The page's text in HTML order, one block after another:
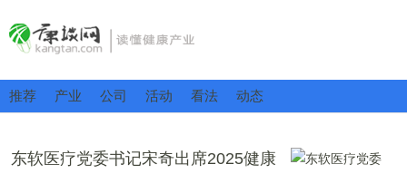
推荐 产业 公司 活动 看法 动态
东软医疗党委书记宋奇出席2025健康